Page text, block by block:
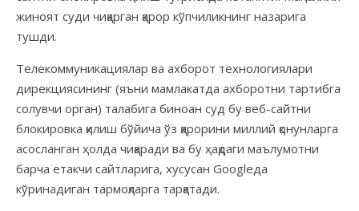
жиноят суди чиқарган қарор кўпчиликнинг назарига
тушди.
Телекоммуникациялар ва ахборот технологиялари
дирекциясининг (яъни мамлакатда ахборотни тартибга
солувчи орган) талабига биноан суд бу веб-сайтни
блокировка қилиш бўйича ўз қарорини миллий қонунларга
асосланган ҳолда чиқаради ва бу ҳақдаги маълумотни
барча етакчи сайтларига, хусусан Googleда
кўринадиган тармоқларга тарқатади.